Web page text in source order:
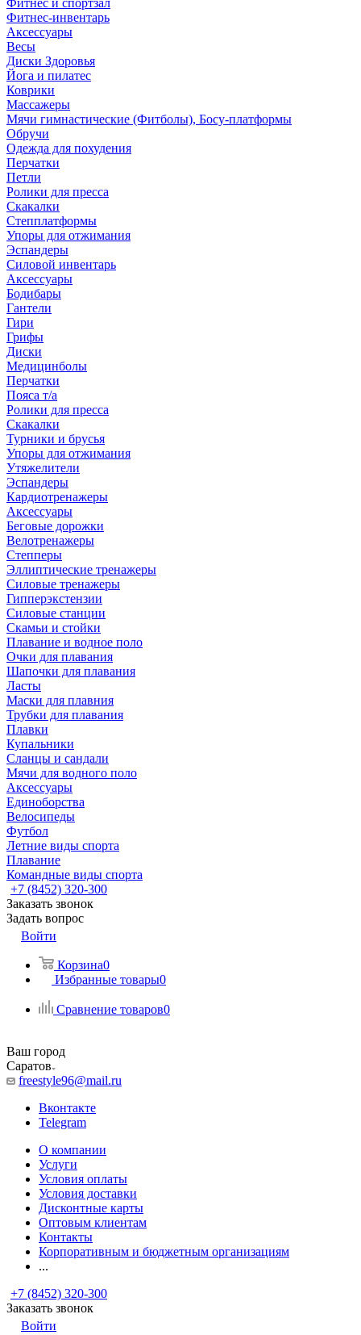
Фитнес и спортзал
Фитнес-инвентарь
Аксессуары
Весы
Диски Здоровья
Йога и пилатес
Коврики
Массажеры
Мячи гимнастические (Фитболы), Босу-платформы
Обручи
Одежда для похудения
Перчатки
Петли
Ролики для пресса
Скакалки
Степплатформы
Упоры для отжимания
Эспандеры
Силовой инвентарь
Аксессуары
Бодибары
Гантели
Гири
Грифы
Диски
Медицинболы
Перчатки
Пояса т/а
Ролики для пресса
Скакалки
Турники и брусья
Упоры для отжимания
Утяжелители
Эспандеры
Кардиотренажеры
Аксессуары
Беговые дорожки
Велотренажеры
Степперы
Эллиптические тренажеры
Силовые тренажеры
Гипперэкстензии
Силовые станции
Скамьи и стойки
Плавание и водное поло
Очки для плавания
Шапочки для плавания
Ласты
Маски для плавния
Трубки для плавания
Плавки
Купальники
Сланцы и сандали
Мячи для водного поло
Аксессуары
Единоборства
Велосипеды
Футбол
Летние виды спорта
Плавание
Командные виды спорта
+7 (8452) 320-300
Заказать звонок
Задать вопрос
Войти
Корзина0
Избранные товары0
Сравнение товаров0
Ваш город
Саратов
freestyle96@mail.ru
Вконтакте
Telegram
О компании
Услуги
Условия оплаты
Условия доставки
Дисконтные карты
Оптовым клиентам
Контакты
Корпоративным и бюджетным организациям
...
+7 (8452) 320-300
Заказать звонок
Войти